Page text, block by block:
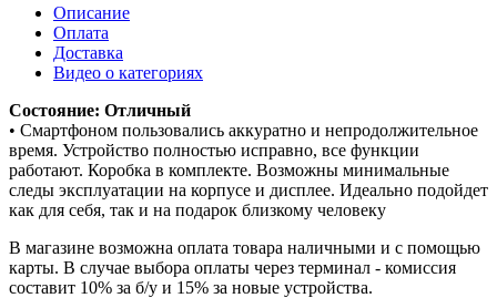
Описание
Оплата
Доставка
Видео о категориях
Состояние: Отличный
• Смартфоном пользовались аккуратно и непродолжительное
время. Устройство полностью исправно, все функции
работают. Коробка в комплекте. Возможны минимальные
следы эксплуатации на корпусе и дисплее. Идеально подойдет
как для себя, так и на подарок близкому человеку
В магазине возможна оплата товара наличными и с помощью
карты. В случае выбора оплаты через терминал - комиссия
составит 10% за б/у и 15% за новые устройства.